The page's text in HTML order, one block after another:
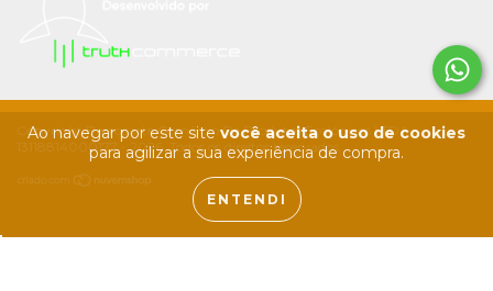
Ao navegar por este site você aceita o uso de cookies
para agilizar a sua experiência de compra.
ENTENDI
Copyright Barrocarte Comércio De Produtos Ecológicos LTDA -
13118814000177 - 2026. Todos os direitos reservados.